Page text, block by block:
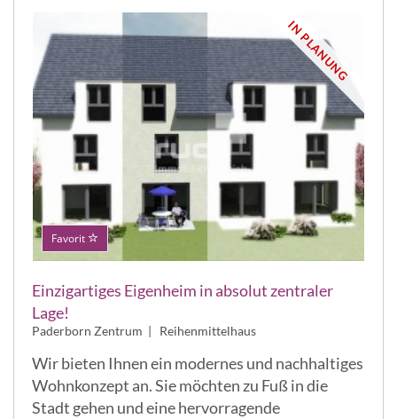
IN PLANUNG
Favorit
Einzigartiges Eigenheim in absolut zentraler
Lage!
Paderborn Zentrum | Reihenmittelhaus
Wir bieten Ihnen ein modernes und nachhaltiges
Wohnkonzept an. Sie möchten zu Fuß in die
Stadt gehen und eine hervorragende